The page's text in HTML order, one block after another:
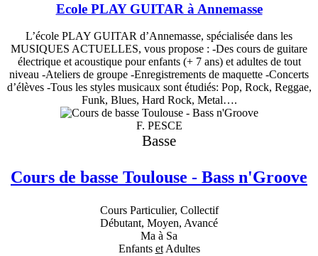
Ecole PLAY GUITAR à Annemasse
L’école PLAY GUITAR d’Annemasse, spécialisée dans les
MUSIQUES ACTUELLES, vous propose : -Des cours de guitare
électrique et acoustique pour enfants (+ 7 ans) et adultes de tout
niveau -Ateliers de groupe -Enregistrements de maquette -Concerts
d’élèves -Tous les styles musicaux sont étudiés: Pop, Rock, Reggae,
Funk, Blues, Hard Rock, Metal….
F. PESCE
Basse
Cours de basse Toulouse - Bass n'Groove
Cours Particulier, Collectif
Débutant, Moyen, Avancé
Ma à Sa
Enfants etAdultes